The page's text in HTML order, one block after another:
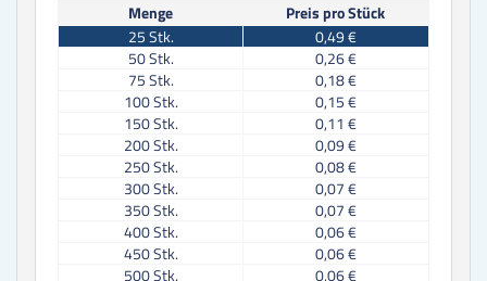
Menge
Preis pro Stück
25Stk.
0,49 €
50Stk.
0,26 €
75Stk.
0,18 €
100Stk.
0,15 €
150Stk.
0,11 €
200Stk.
0,09 €
250Stk.
0,08 €
300Stk.
0,07 €
350Stk.
0,07 €
400Stk.
0,06 €
450Stk.
0,06 €
500Stk. 0,06 €